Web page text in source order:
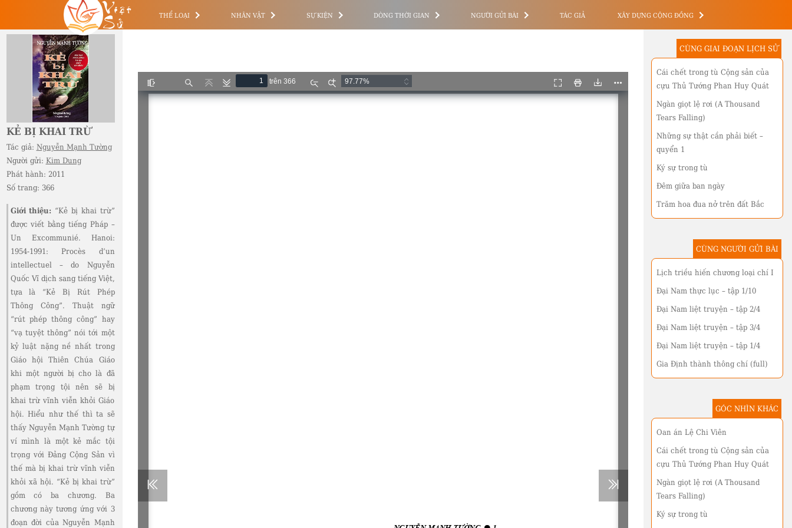
Việt
Sử THỂ LOẠI NHÂN VẬT SỰ KIỆN DÒNG THỜI GIAN NGƯỜI GỬI BÀI TÁC GIẢ XÂY DỰNG CỘNG ĐỒNG
KẺ BỊ KHAI TRỪ
Tác giả: Nguyễn Mạnh Tường
Người gửi: Kim Dung
Phát hành: 2011
Số trang: 366
Giới thiệu: “Kẻ bị khai trừ”
được viết bằng tiếng Pháp –
Un Excommunié. Hanoi:
1954-1991: Procès d’un
intellectuel – do Nguyễn
Quốc Vĩ dịch sang tiếng Việt,
tựa là “Kẻ Bị Rút Phép
Thông Công”. Thuật ngữ
“rút phép thông công” hay
“vạ tuyệt thông” nói tới một
kỷ luật nặng nề nhất trong
Giáo hội Thiên Chúa Giáo
khi một người bị cho là đã
phạm trọng tội nên sẽ bị
khai trừ vĩnh viễn khỏi Giáo
hội. Hiểu như thế thì ta sẽ
thấy Nguyễn Mạnh Tường tự
ví mình là một kẻ mắc tội
trọng với Đảng Cộng Sản vì
thế mà bị khai trừ vĩnh viễn
khỏi xã hội. “Kẻ bị khai trừ”
gồm có ba chương. Ba
chương này tương ứng với 3
đoạn đời của Nguyễn Mạnh
CÙNG GIAI ĐOẠN LỊCH SỬ
Cái chết trong tù Cộng sản của
cựu Thủ Tướng Phan Huy Quát
Ngàn giọt lệ rơi (A Thousand
Tears Falling)
Những sự thật cần phải biết –
quyển 1
Ký sự trong tù
Đêm giữa ban ngày
Trăm hoa đua nở trên đất Bắc
CÙNG NGƯỜI GỬI BÀI
Lịch triều hiến chương loại chí I
Đại Nam thực lục – tập 1/10
Đại Nam liệt truyện – tập 2/4
Đại Nam liệt truyện – tập 3/4
Đại Nam liệt truyện – tập 1/4
Gia Định thành thông chí (full)
GÓC NHÌN KHÁC
Oan án Lệ Chi Viên
Cái chết trong tù Cộng sản của
cựu Thủ Tướng Phan Huy Quát
Ngàn giọt lệ rơi (A Thousand
Tears Falling)
Ký sự trong tù